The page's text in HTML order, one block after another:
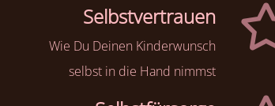
Selbstvertrauen
Wie Du Deinen Kinderwunsch
selbst in die Hand nimmst